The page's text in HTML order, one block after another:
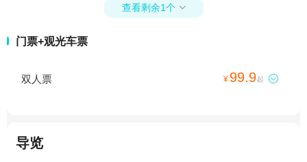
查看剩余1个 
门票+观光车票
双人票 ¥ 99.9起 
导览